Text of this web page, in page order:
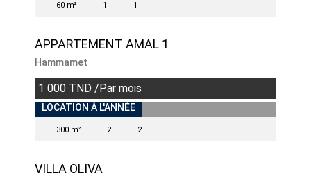
60 m² 1 1
APPARTEMENT AMAL 1
Hammamet
1 000 TND /Par mois
INDISPONIBLE
LOCATION À L'ANNÉE
300 m² 2 2
VILLA OLIVA